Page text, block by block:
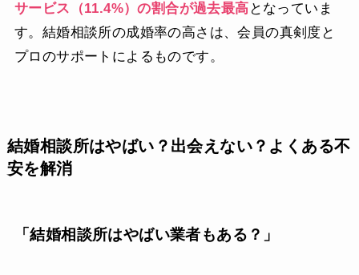
サービス（11.4%）の割合が過去最高 となっていま
す。結婚相談所の成婚率の高さは、会員の真剣度と
プロのサポートによるものです。
結婚相談所はやばい？出会えない？よくある不
安を解消
「結婚相談所はやばい業者もある？」